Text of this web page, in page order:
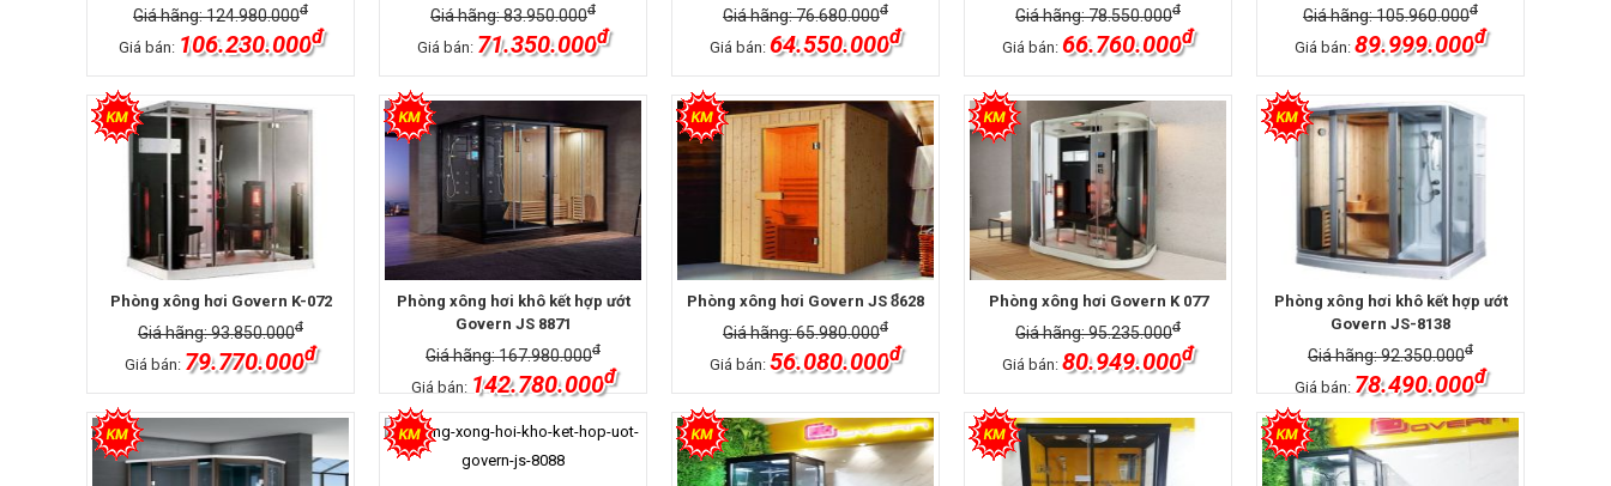
Giá hãng: 124.980.000đ
Giá bán: 106.230.000đ
Giá hãng: 83.950.000đ
Giá bán: 71.350.000đ
Giá hãng: 76.680.000đ
Giá bán: 64.550.000đ
Giá hãng: 78.550.000đ
Giá bán: 66.760.000đ
Giá hãng: 105.960.000đ
Giá bán: 89.999.000đ
Phòng xông hơi Govern K-072
Giá hãng: 93.850.000đ
Giá bán: 79.770.000đ
Phòng xông hơi khô kết hợp ướt
Govern JS 8871
Giá hãng: 167.980.000đ
Giá bán: 142.780.000đ
Phòng xông hơi Govern JS 8̉628
Giá hãng: 65.980.000đ
Giá bán: 56.080.000đ
Phòng xông hơi Govern K 077
Giá hãng: 95.235.000đ
Giá bán: 80.949.000đ
Phòng xông hơi khô kết hợp ướt
Govern JS-8138
Giá hãng: 92.350.000đ
Giá bán: 78.490.000đ